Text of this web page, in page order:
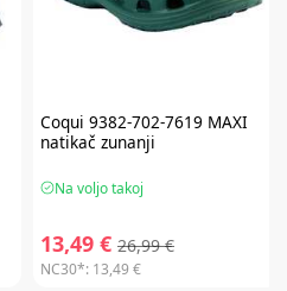
Coqui 9382-702-7619 MAXI
natikač zunanji
Na voljo takoj
13,49 € 26,99 €
NC30*: 13,49 €